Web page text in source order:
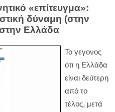
«επίτευγμα»:
δύναμη (στην
Ελλάδα
Το γεγονος
ότι η Ελλάδα
είναι δεύτερη
από το
τέλος, μετά